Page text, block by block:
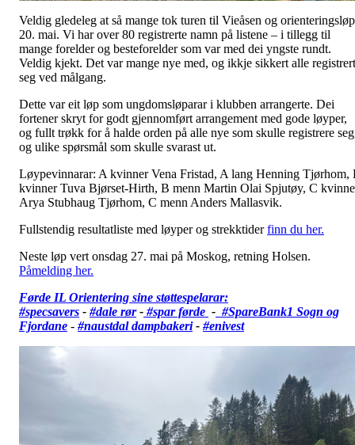
Veldig gledeleg at så mange tok turen til Vieåsen og orienteringsløp
20. mai. Vi har over 80 registrerte namn på listene – i tillegg til
mange forelder og besteforelder som var med dei yngste rundt.
Veldig kjekt. Det var mange nye med, og ikkje sikkert alle
seg ved målgang.
Dette var eit løp som ungdomsløparar i klubben arrangerte. Dei
fortener skryt for godt gjennomført arrangement med gode løyper,
og fullt trøkk for å halde orden på alle nye som skulle registrere
og ulike spørsmål som skulle svarast ut.
Løypevinnarar: A kvinner Vena Fristad, A lang Henning Tjørhom,
kvinner Tuva Bjørset-Hirth, B menn Martin Olai Spjutøy, C
Arya Stubhaug Tjørhom, C menn Anders Mallasvik.
Fullstendig resultatliste med løyper og strekktiderfinn du her.
Neste løp vert onsdag 27. mai på Moskog, retning Holsen.
Påmelding her.
Førde IL Orientering sine støttespelarar:
#specsavers - #dale rør- #spar førde - #SpareBank1 Sogn og
Fjordane - #naustdal dampbakeri - #enivest